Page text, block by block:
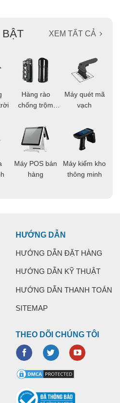
BẬT XEM TẤT CẢ
Hàng rào
chống trộm
Máy POS bán
hàng
Máy quét mã
vạch
Máy kiểm kho
thông minh
HƯỚNG DẪN
HƯỚNG DẪN ĐẶT HÀNG
HƯỚNG DẪN KỸ THUẬT
HƯỚNG DẪN THANH TOÁN
SITEMAP
THEO DÕI CHÚNG TÔI